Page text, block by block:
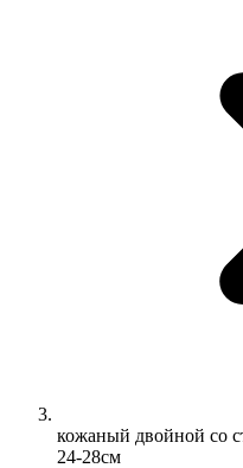
кожаный двойной со
24-28см